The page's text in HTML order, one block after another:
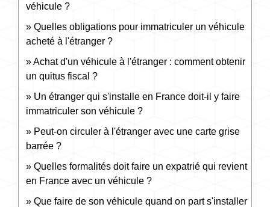
véhicule ?
Quelles obligations pour immatriculer un véhicule
acheté à l'étranger ?
Achat d'un véhicule à l'étranger : comment obtenir
un quitus fiscal ?
Un étranger qui s'installe en France doit-il y faire
immatriculer son véhicule ?
Peut-on circuler à l'étranger avec une carte grise
barrée ?
Quelles formalités doit faire un expatrié qui revient
en France avec un véhicule ?
Que faire de son véhicule quand on part s'installer